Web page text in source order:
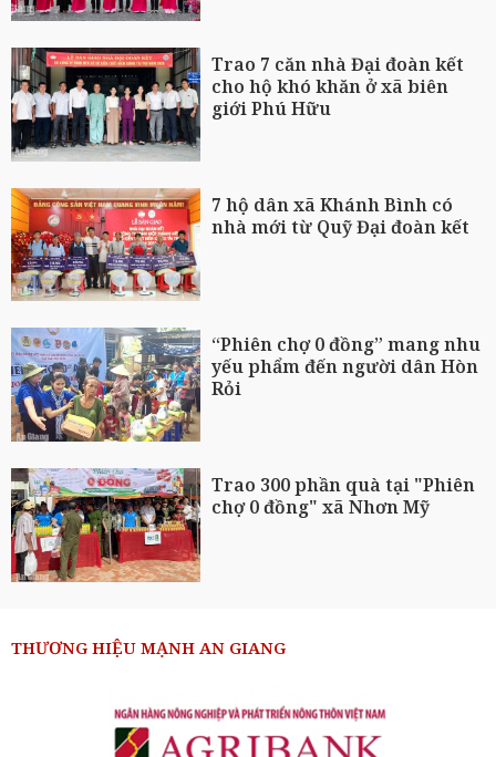
Trao 7 căn nhà Đại đoàn kết
cho hộ khó khăn ở xã biên
giới Phú Hữu
7 hộ dân xã Khánh Bình có
nhà mới từ Quỹ Đại đoàn kết
“Phiên chợ 0 đồng” mang nhu
yếu phẩm đến người dân Hòn
Rỏi
Trao 300 phần quà tại "Phiên
chợ 0 đồng" xã Nhơn Mỹ
THƯƠNG HIỆU MẠNH AN GIANG